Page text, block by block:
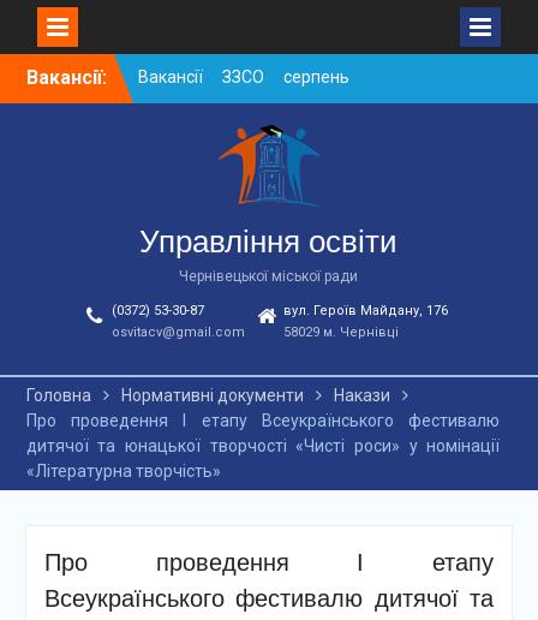
SkipВакансії:
Вакансії ЗЗСО серпень
2026
Вакансії ЗЗСО червень
Вакансії у ЗДО та
дошкільних підрозділах
ЗЗСО станом на
01.08.2026 р.
Управління освіти
Чернівецької міської ради
(0372) 53-30-87
osvitacv@gmail.com
вул. Героїв Майдану, 176
58029 м. Чернівці
Головна Нормативні документи
Накази
Про проведення І етапу Всеукраїнського фестивалю
дитячої та юнацької творчості «Чисті роси» у номінації
«Літературна творчість»
Про проведення І етапу
Всеукраїнського фестивалю дитячої та